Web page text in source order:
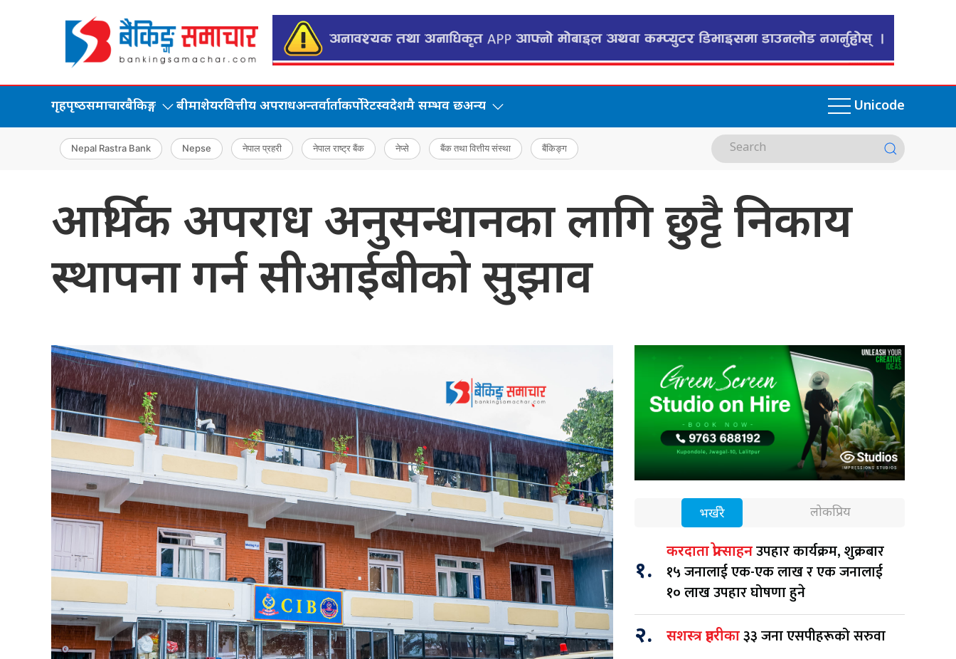
गृहपृष्‍ठसमाचारबैकिङ्ग बीमाशेयरवित्तीय अपराधअन्तर्वार्ताकर्पोरेटस्वदेशमै सम्भव छअन्य Unicode
Nepal Rastra Bank Nepse नेपाल प्रहरी नेपाल राष्ट्र बैंक नेप्से बैंक तथा वित्तीय संस्था बैंकिङ्ग
आर्थिक अपराध अनुसन्धानका लागि छुट्टै निकाय
स्थापना गर्न सीआईबीको सुझाव
भर्खरै लोकप्रिय
१.
करदाता प्रोत्साहनउपहार कार्यक्रम, शुक्रबार
१५ जनालाई एक-एक लाख र एक जनालाई
१० लाख उपहार घोषणा हुने
२. सशस्त्र प्रहरीका३३ जना एसपीहरूको सरुवा